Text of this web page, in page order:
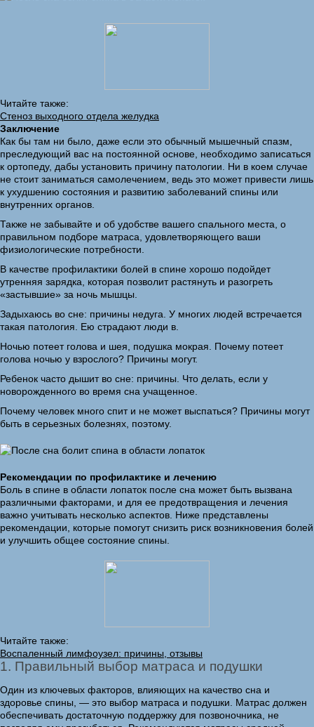
Читайте также:
Стеноз выходного отдела желудка
Заключение
Как бы там ни было, даже если это обычный мышечный спазм,
преследующий вас на постоянной основе, необходимо записаться
к ортопеду, дабы установить причину патологии. Ни в коем случае
не стоит заниматься самолечением, ведь это может привести лишь
к ухудшению состояния и развитию заболеваний спины или
внутренних органов.
Также не забывайте и об удобстве вашего спального места, о
правильном подборе матраса, удовлетворяющего ваши
физиологические потребности.
В качестве профилактики болей в спине хорошо подойдет
утренняя зарядка, которая позволит растянуть и разогреть
«застывшие» за ночь мышцы.
Задыхаюсь во сне: причины недуга. У многих людей встречается
такая патология. Ею страдают люди в.
Ночью потеет голова и шея, подушка мокрая. Почему потеет
голова ночью у взрослого? Причины могут.
Ребенок часто дышит во сне: причины. Что делать, если у
новорожденного во время сна учащенное.
Почему человек много спит и не может выспаться? Причины могут
быть в серьезных болезнях, поэтому.
Рекомендации по профилактике и лечению
Боль в спине в области лопаток после сна может быть вызвана
различными факторами, и для ее предотвращения и лечения
важно учитывать несколько аспектов. Ниже представлены
рекомендации, которые помогут снизить риск возникновения болей
и улучшить общее состояние спины.
Читайте также:
Воспаленный лимфоузел: причины, отзывы
1. Правильный выбор матраса и подушки
Один из ключевых факторов, влияющих на качество сна и
здоровье спины, — это выбор матраса и подушки. Матрас должен
обеспечивать достаточную поддержку для позвоночника, не